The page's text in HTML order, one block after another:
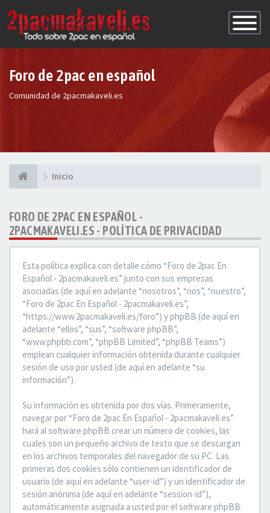
de
Foro de 2pac en español
Comunidad de 2pacmakaveli.es
Inicio
FORO DE 2PAC EN ESPAÑOL -
2PACMAKAVELI.ES - POLÍTICA DE PRIVACIDAD
Esta política explica con detalle cómo “Foro de 2pac En
Español - 2pacmakaveli.es” junto con sus empresas
asociadas (de aquí en adelante “nosotros”, “nos”, “nuestro”,
“Foro de 2pac En Español - 2pacmakaveli.es”,
“https://www.2pacmakaveli.es/foro”) y phpBB (de aquí en
adelante “ellos”, “sus”, “software phpBB”,
“www.phpbb.com”, “phpBB Limited”, “phpBB Teams”)
emplean cualquier información obtenida durante cualquier
sesión de uso por usted (de aquí en adelante “su
información”).
Su información es obtenida por dos vías. Primeramente,
navegar por “Foro de 2pac En Español - 2pacmakaveli.es”
hará al software phpBB crear un número de cookies, las
cuales son un pequeño archivo de texto que se descargan
en los archivos temporales del navegador de su PC. Las
primeras dos cookies sólo contienen un identificador de
usuario (de aquí en adelante “user-id”) y un identificador de
sesión anónima (de aquí en adelante “session-id”),
automáticamente asignada a usted por el software phpBB.